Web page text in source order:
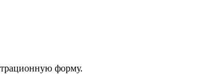
форму.